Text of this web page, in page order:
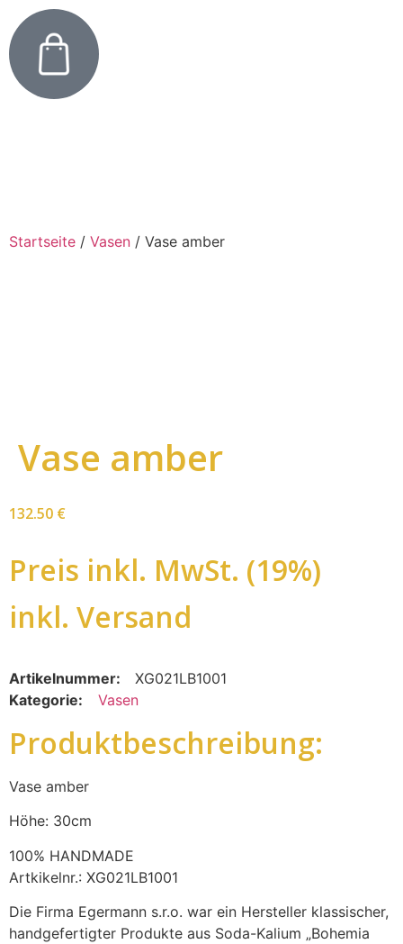
Startseite / Vasen / Vase amber
Vase amber
132.50 €
Preis inkl. MwSt. (19%)
inkl. Versand
Artikelnummer: XG021LB1001
Kategorie:
Vasen
Produktbeschreibung:
Vase amber
Höhe: 30cm
100% HANDMADE
Artkikelnr.: XG021LB1001
Die Firma Egermann s.r.o. war ein Hersteller klassischer,
handgefertigter Produkte aus Soda-Kalium „Bohemia